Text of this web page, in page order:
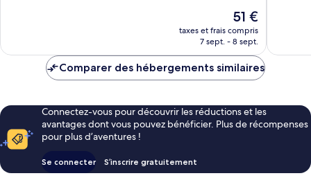
Le
nouveau
prix
de
51 €
taxes et frais compris
7 sept. - 8 sept.
Comparer des hébergements similaires
Connectez-vous pour découvrir les réductions et les
avantages dont vous pouvez bénéficier. Plus de récompenses
pour plus d’aventures !
Se connecter S’inscrire gratuitement